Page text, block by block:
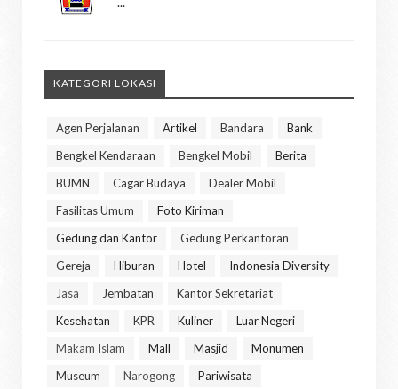
KATEGORI LOKASI
Agen Perjalanan Artikel Bandara
Bank
Bengkel Kendaraan
Bengkel Mobil
Berita
BUMN
Cagar Budaya
Dealer Mobil
Fasilitas Umum
Foto Kiriman
Gedung dan Kantor
Gedung Perkantoran
Gereja
Hiburan Hotel
Indonesia Diversity
Jasa
Jembatan
Kantor Sekretariat
Kesehatan
KPR Kuliner
Luar Negeri
Makam Islam
Mall Masjid
Monumen
Museum
Narogong
Pariwisata